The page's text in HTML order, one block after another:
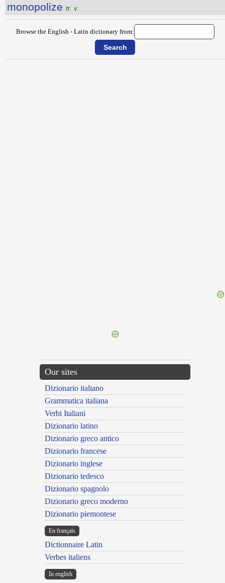
monopolize tr. v.
Browse the English - Latin dictionary from:
Our sites
Dizionario italiano
Grammatica italiana
Verbi Italiani
Dizionario latino
Dizionario greco antico
Dizionario francese
Dizionario inglese
Dizionario tedesco
Dizionario spagnolo
Dizionario greco moderno
Dizionario piemontese
En français
Dictionnaire Latin
Verbes italiens
In english